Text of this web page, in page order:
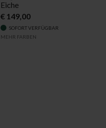
Eiche
€ 149,00
SOFORT VERFÜGBAR
MEHR FARBEN